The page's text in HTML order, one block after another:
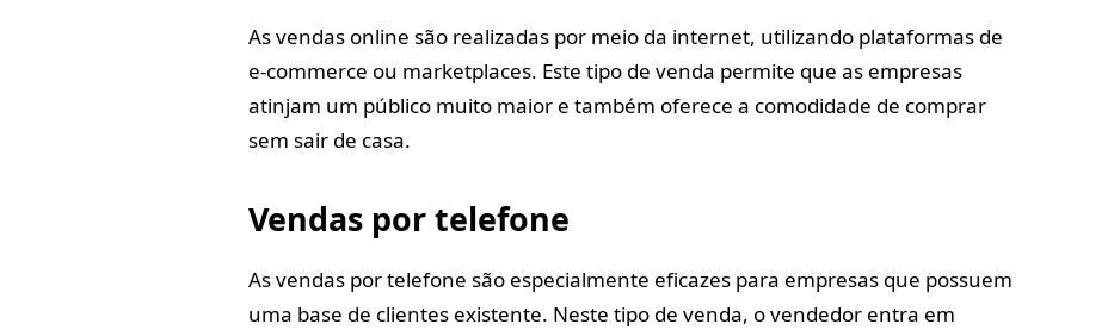
As vendas online são realizadas por meio da internet, utilizando plataformas de
e-commerce ou marketplaces. Este tipo de venda permite que as empresas
atinjam um público muito maior e também oferece a comodidade de comprar
sem sair de casa.
Vendas por telefone
As vendas por telefone são especialmente eficazes para empresas que possuem
uma base de clientes existente. Neste tipo de venda, o vendedor entra em